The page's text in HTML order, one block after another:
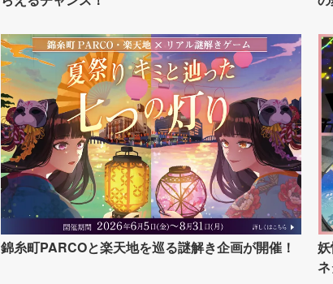
錦糸町PARCOと楽天地を巡る謎解き企画が開催！